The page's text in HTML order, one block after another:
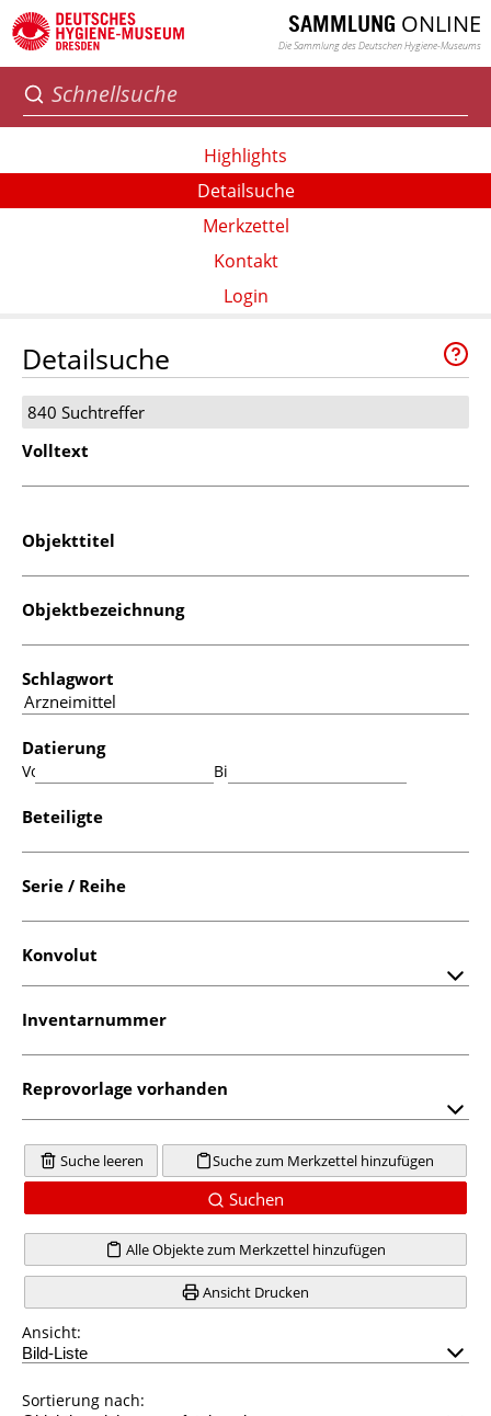
SAMMLUNG ONLINE
Die Sammlung des Deutschen Hygiene-Museums
Highlights
Detailsuche
Merkzettel
Kontakt
Login
Detailsuche
840 Suchtreffer
Volltext
Objekttitel
Objektbezeichnung
Schlagwort
Datierung
Von: Bis:
Beteiligte
Serie / Reihe
Konvolut
Inventarnummer
Reprovorlage vorhanden
Suche leeren Suche zum Merkzettel hinzufügen
Suchen
Alle Objekte zum Merkzettel hinzufügen
Ansicht Drucken
Ansicht:
Sortierung nach: